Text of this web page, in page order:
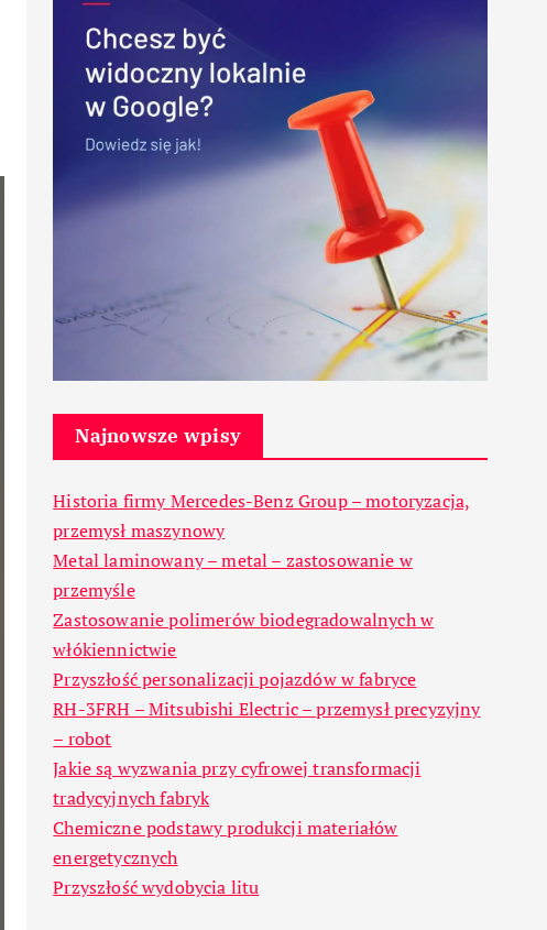
Najnowsze wpisy
Historia firmy Mercedes-Benz Group – motoryzacja,
przemysł maszynowy
Metal laminowany – metal – zastosowanie w
przemyśle
Zastosowanie polimerów biodegradowalnych w
włókiennictwie
Przyszłość personalizacji pojazdów w fabryce
RH-3FRH – Mitsubishi Electric – przemysł precyzyjny
– robot
Jakie są wyzwania przy cyfrowej transformacji
tradycyjnych fabryk
Chemiczne podstawy produkcji materiałów
energetycznych
Przyszłość wydobycia litu